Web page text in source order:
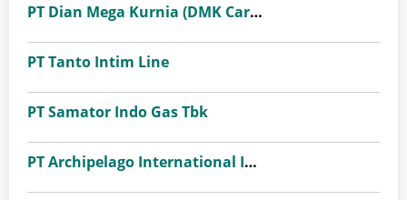
PT Dian Mega Kurnia (DMK Cargo)
PT Tanto Intim Line
PT Samator Indo Gas Tbk
PT Archipelago International Indonesia (favehotels)